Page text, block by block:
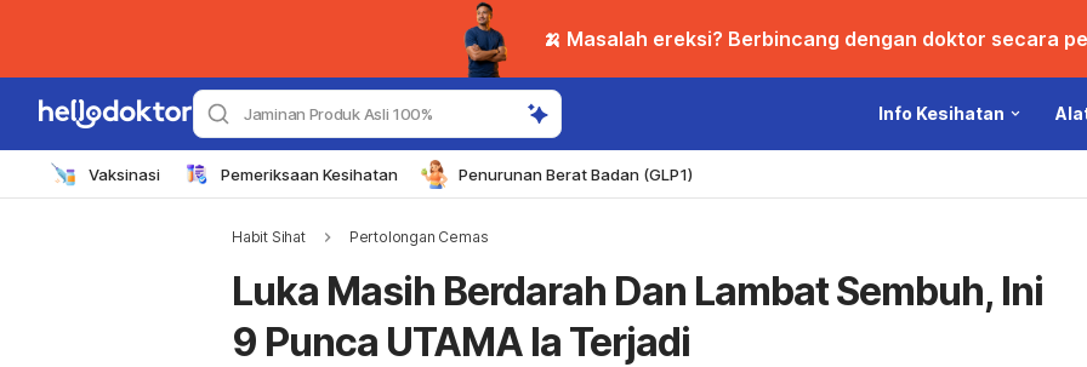
🍌 Masalah ereksi? Berbincang dengan doktor secara
Jaminan Produk Asli 100% Info Kesihatan
Vaksinasi Pemeriksaan Kesihatan Penurunan Berat Badan (GLP1)
Habit Sihat Pertolongan Cemas
Luka Masih Berdarah Dan Lambat Sembuh, Ini
9 Punca UTAMA Ia Terjadi